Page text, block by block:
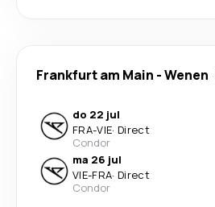
Frankfurt am Main -Wenen
do 22 jul
FRA-VIE· Direct
Condor
ma 26 jul
VIE-FRA· Direct
Condor